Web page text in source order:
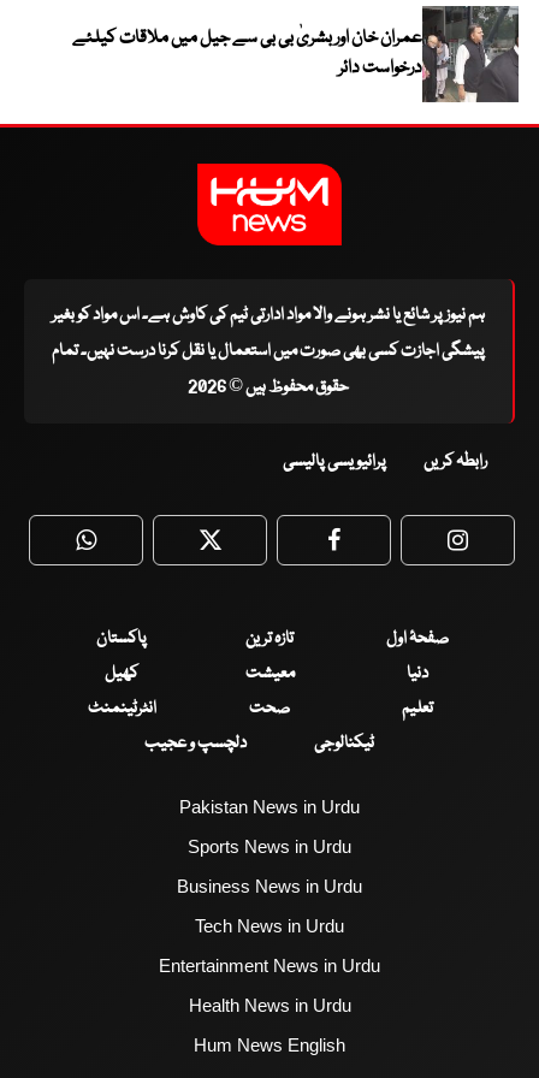
عمران خان اور بشریٰ بی بی سے جیل میں ملاقات کیلئے
درخواست دائر
ہم نیوز پر شائع یا نشر ہونے والا مواد ادارتی ٹیم کی کاوش ہے۔ اس مواد کو بغیر
پیشگی اجازت کسی بھی صورت میں استعمال یا نقل کرنا درست نہیں۔ تمام
حقوق محفوظ ہیں © 2026
رابطہ کریں پرائیویسی پالیسی
WhatsApp Twitter Facebook
صفحۂ اول تازہ ترین
پاکستان
دنیا
معیشت
کھیل
تعلیم
صحت
انٹرٹینمنٹ
ٹیکنالوجی
دلچسپ و عجیب
Pakistan News in Urdu
Sports News in Urdu
Business News in Urdu
Tech News in Urdu
Entertainment News in Urdu
Health News in Urdu
Hum News English